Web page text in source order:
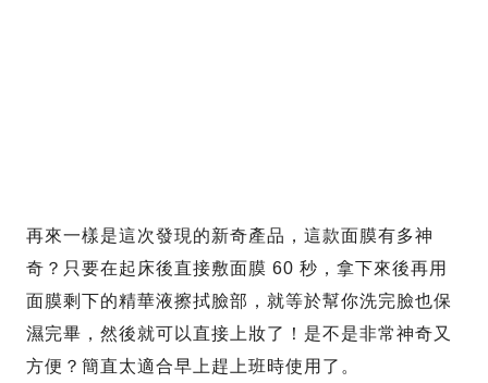
再來一樣是這次發現的新奇產品，這款面膜有多神
奇？只要在起床後直接敷面膜 60 秒，拿下來後再用
面膜剩下的精華液擦拭臉部，就等於幫你洗完臉也保
濕完畢，然後就可以直接上妝了！是不是非常神奇又
方便？簡直太適合早上趕上班時使用了。